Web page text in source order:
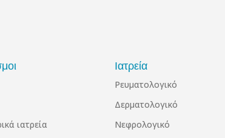
ιατρεία
Ιατρεία
Ρευματολογικό
Δερματολογικό
Νεφρολογικό